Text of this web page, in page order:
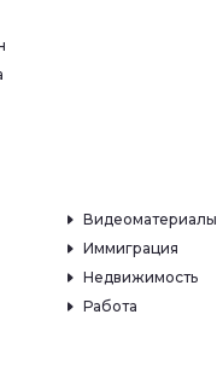
Видеоматериалы
Иммиграция
Недвижимость
Работа